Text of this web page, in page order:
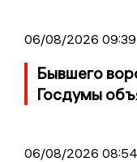
06/08/2026 09:39
Бывшего
Госдумы
06/08/2026 08:54